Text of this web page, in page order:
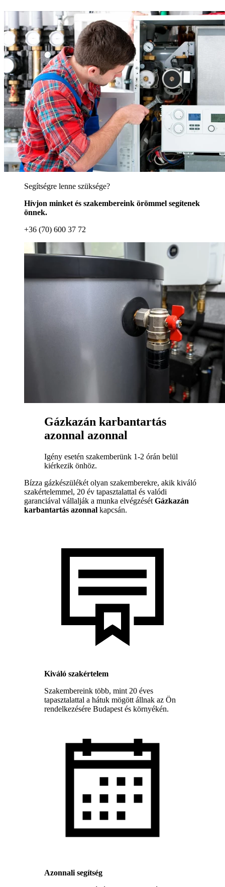
Segítségre lenne szüksége?
Hívjon minket és szakembereink örömmel segítenek
önnek.
+36 (70) 600 37 72
Gázkazán karbantartás
azonnal azonnal
Igény esetén szakemberünk 1-2 órán belül
kiérkezik önhöz.
Bízza gázkészülékét olyan szakemberekre, akik kiváló
szakértelemmel, 20 év tapasztalattal és valódi
garanciával vállalják a munka elvégzését Gázkazán
karbantartás azonnal kapcsán.
Kiváló szakértelem
Szakembereink több, mint 20 éves
tapasztalattal a hátuk mögött állnak az Ön
rendelkezésére Budapest és környékén.
Azonnali segítség